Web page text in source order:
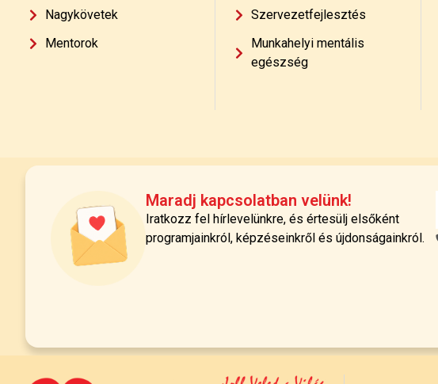
Nagykövetek
Mentorok
Szervezetfejlesztés
Munkahelyi mentális
egészség
Maradj kapcsolatban velünk!
Iratkozz fel hírlevelünkre, és értesülj elsőként
programjainkról, képzéseinkről és újdonságainkról.